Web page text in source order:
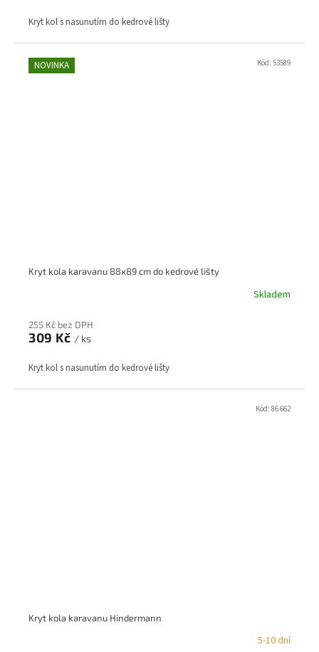
Kryt kol s nasunutím do kedrové lišty
NOVINKA
Kryt kola karavanu 88x89 cm do kedrové lišty
Skladem
255 Kč bez DPH
309 Kč / ks
Kryt kol s nasunutím do kedrové lišty
Kód: 53589
Kryt kola karavanu Hindermann
5-10 dní
Kód: 86 662